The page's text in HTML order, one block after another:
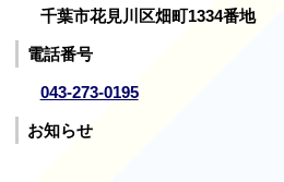
千葉市花見川区畑町1334番地
電話番号
043-273-0195
お知らせ